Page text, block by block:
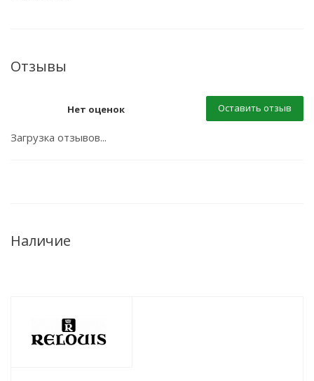
Отзывы
Нет оценок Оставить отзыв
Загрузка отзывов...
Наличие